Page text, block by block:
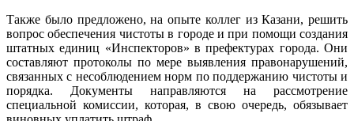
Также было предложено, на опыте коллег из Казани, решить
вопрос обеспечения чистоты в городе и при помощи создания
штатных единиц «Инспекторов» в префектурах города. Они
составляют протоколы по мере выявления правонарушений,
связанных с несоблюдением норм по поддержанию чистоты и
порядка. Документы направляются на рассмотрение
специальной комиссии, которая, в свою очередь, обязывает